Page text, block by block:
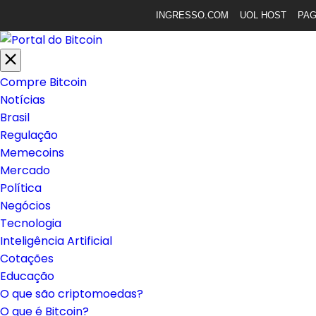
INGRESSO.COM UOL HOST
Compre Bitcoin
Notícias
Brasil
Regulação
Memecoins
Mercado
Política
Negócios
Tecnologia
Inteligência Artificial
Cotações
Educação
O que são criptomoedas?
O que é Bitcoin?